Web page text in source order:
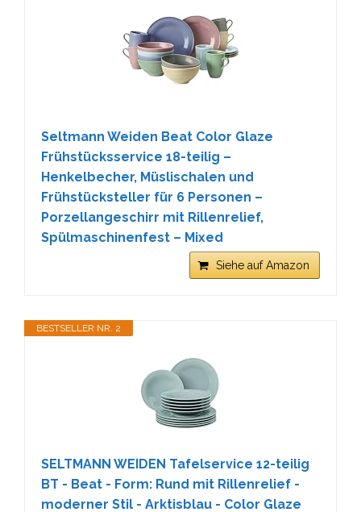
Seltmann Weiden Beat Color Glaze
Frühstücksservice 18-teilig –
Henkelbecher, Müslischalen und
Frühstücksteller für 6 Personen –
Porzellangeschirr mit Rillenrelief,
Spülmaschinenfest – Mixed
Siehe auf Amazon
BESTSELLER NR. 2
SELTMANN WEIDEN Tafelservice 12-teilig
BT - Beat - Form: Rund mit Rillenrelief -
moderner Stil - Arktisblau - Color Glaze